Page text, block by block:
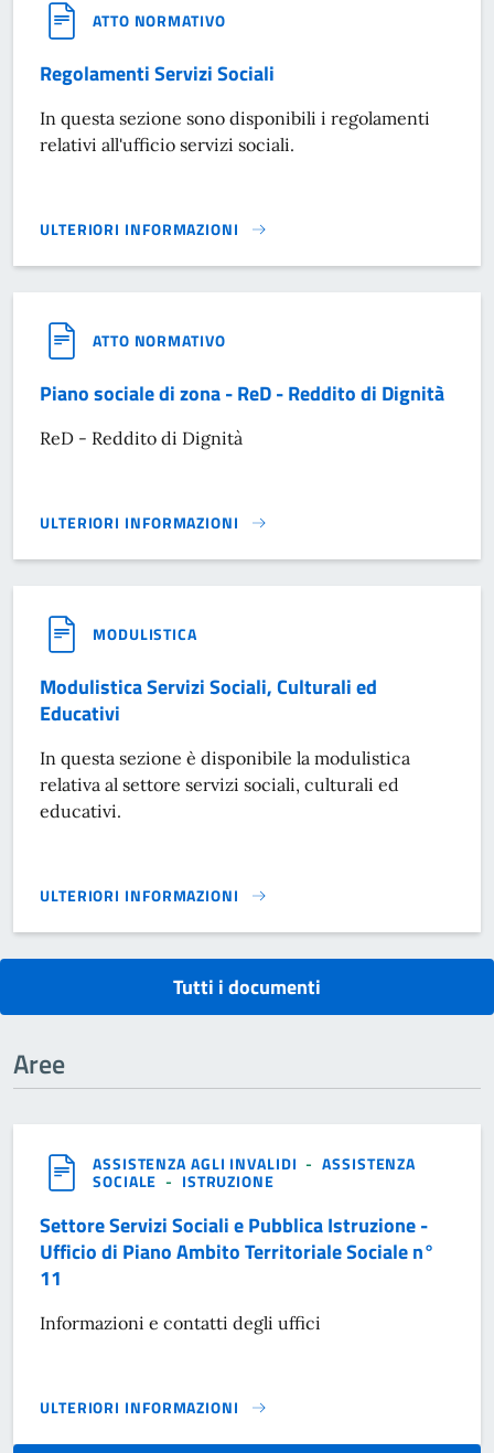
ATTO NORMATIVO
Regolamenti Servizi Sociali
In questa sezione sono disponibili i regolamenti
relativi all'ufficio servizi sociali.
ULTERIORI INFORMAZIONI
REGOLAMENTI SERVIZI SOCIALI}
ATTO NORMATIVO
Piano sociale di zona - ReD - Reddito di Dignità
ReD - Reddito di Dignità
ULTERIORI INFORMAZIONI
PIANO SOCIALE DI ZONA - RED - REDDITO DI DIGNITÀ}
MODULISTICA
Modulistica Servizi Sociali, Culturali ed
Educativi
In questa sezione è disponibile la modulistica
relativa al settore servizi sociali, culturali ed
educativi.
ULTERIORI INFORMAZIONI
MODULISTICA SERVIZI SOCIALI, CULTURALI ED EDUCATIVI}
Tutti i documenti
Aree
ASSISTENZA AGLI INVALIDI -ASSISTENZA
SOCIALE - ISTRUZIONE
Settore Servizi Sociali e Pubblica Istruzione -
Ufficio di Piano Ambito Territoriale Sociale n°
11
Informazioni e contatti degli uffici
ULTERIORI INFORMAZIONI
SETTORE SERVIZI SOCIALI E PUBBLICA ISTRUZIONE -